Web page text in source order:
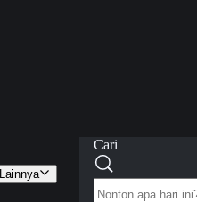
Lainnya
Cari